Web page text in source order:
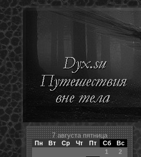
7 августа пятница
Пн Вт Ср Чт Пт Сб
Вс
1
2